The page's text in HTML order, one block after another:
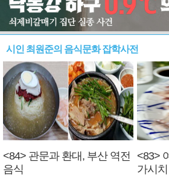
시인 최원준의 음식문화 잡학사전
<84> 관문과 환대, 부산 역전
음식
<83>
가시치